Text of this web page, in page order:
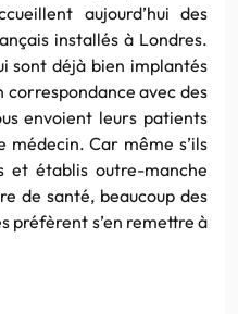
aujourd’hui des
installés à Londres.
sont déjà bien implantés
correspondance avec des
envoient leurs patients
médecin. Car même s’ils
et établis outre-manche
de santé, beaucoup des
préfèrent s’en remettre à